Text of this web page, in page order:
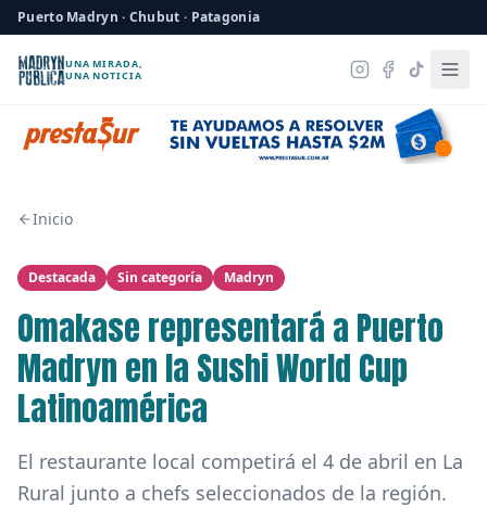
Puerto Madryn · Chubut · Patagonia
UNA MIRADA,
UNA NOTICIA
Inicio
Destacada Sin categoría Madryn
Omakase representará a Puerto
Madryn en la Sushi World Cup
Latinoamérica
El restaurante local competirá el 4 de abril en La
Rural junto a chefs seleccionados de la región.